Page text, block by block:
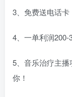
3、免费送电话卡
4、一单利润
5、音乐治疗主
你！